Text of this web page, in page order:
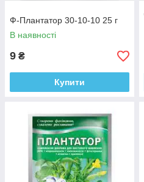
Ф-Плантатор 30-10-10 25 г
В наявності
9 ₴
Купити